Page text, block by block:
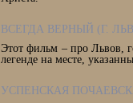
ВСЕГДА ВЕРНЫЙ (Г.
Этот фильм – про Львов,
легенде на месте,
УСПЕНСКАЯ